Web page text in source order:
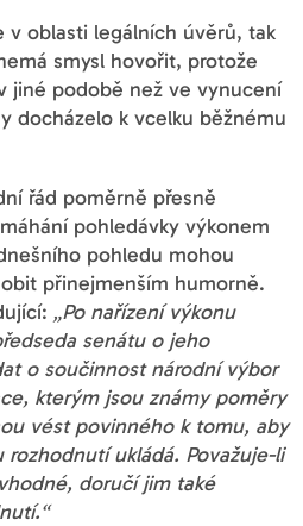
v oblasti legálních úvěrů, tak
smysl hovořit, protože
jiné podobě než ve vynucení
docházelo k vcelku běžnému
řád poměrně přesně
pohledávky výkonem
pohledu mohou
přinejmenším humorně.
„Po nařízení výkonu
senátu o jeho
o součinnost národní výbor
kterým jsou známy poměry
vést povinného k tomu, aby
ukládá. Považuje-li
doručí jim také